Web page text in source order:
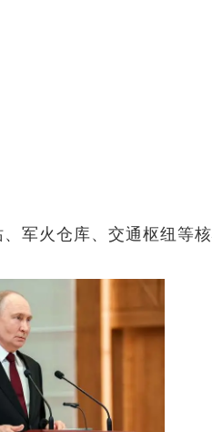
军火仓库、交通枢纽等